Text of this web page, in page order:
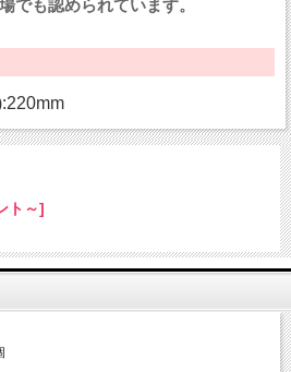
でも認められています。
ト～]